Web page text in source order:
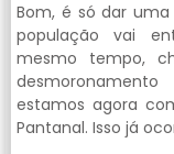
Bom, é só dar
população vai
mesmo tempo,
estamos agora
Pantanal. Isso já